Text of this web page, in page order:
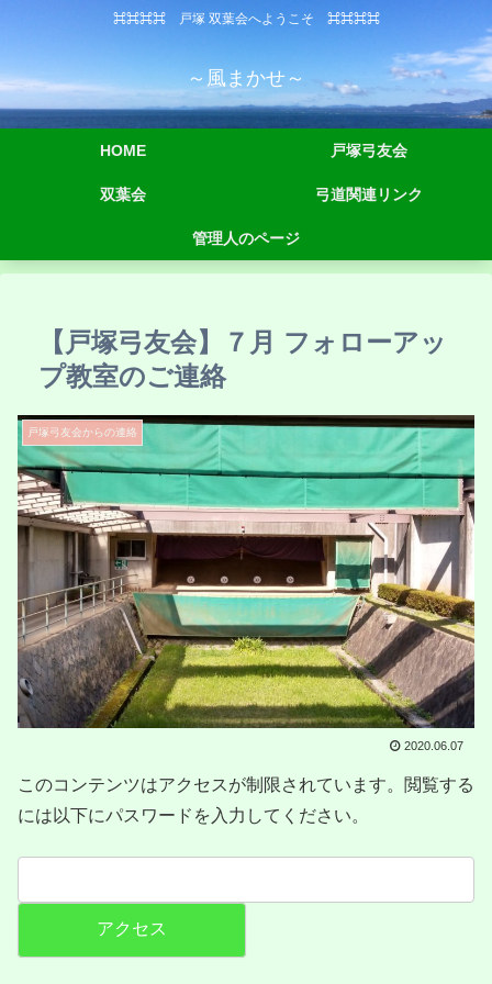
⌘⌘⌘⌘ 戸塚 双葉会へようこそ ⌘⌘⌘⌘
～風まかせ～
HOME 戸塚弓友会
双葉会 弓道関連リンク
管理人のページ
【戸塚弓友会】７月 フォローアッ
プ教室のご連絡
戸塚弓友会からの連絡
2020.06.07
このコンテンツはアクセスが制限されています。閲覧する
には以下にパスワードを入力してください。